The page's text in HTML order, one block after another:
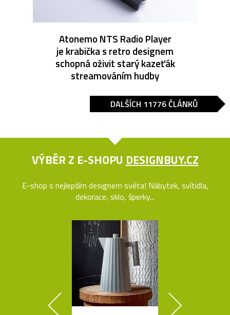
Atonemo NTS Radio Player
je krabička s retro designem
schopná oživit starý kazeťák
streamováním hudby
DALŠÍCH 11776 ČLÁNKŮ
VÝBĚR Z E-SHOPU DESIGNBUY.CZ
E-shop s nejlepším designem světa! Nábytek, svítidla,
dekorace, sklo, šperky...